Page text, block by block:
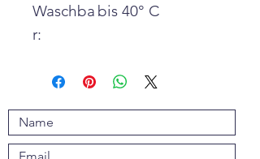
Waschba
r:
bis 40° C